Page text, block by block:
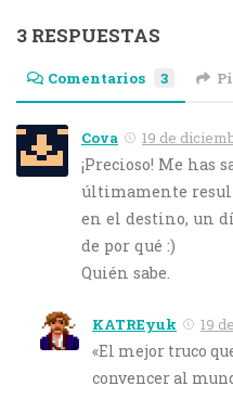
3 RESPUESTAS
Comentarios 3
Cova 19 de
¡Precioso! Me has
últimamente
en el destino, un
de por qué :)
Quién sabe.
KATREyuk 19
«El mejor truco
convencer al